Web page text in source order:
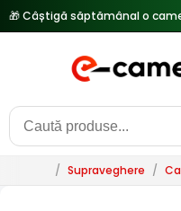
🔥Reduceri de pana la 25%
/ Supraveghere /